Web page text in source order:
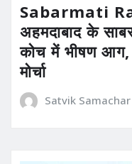
Sabarmati
अहमदाबाद के
कोच में भीषण आग,
मोर्चा
Satvik Samachar